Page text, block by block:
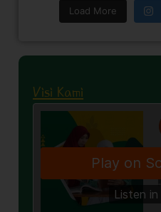
Load More
Visi Kami